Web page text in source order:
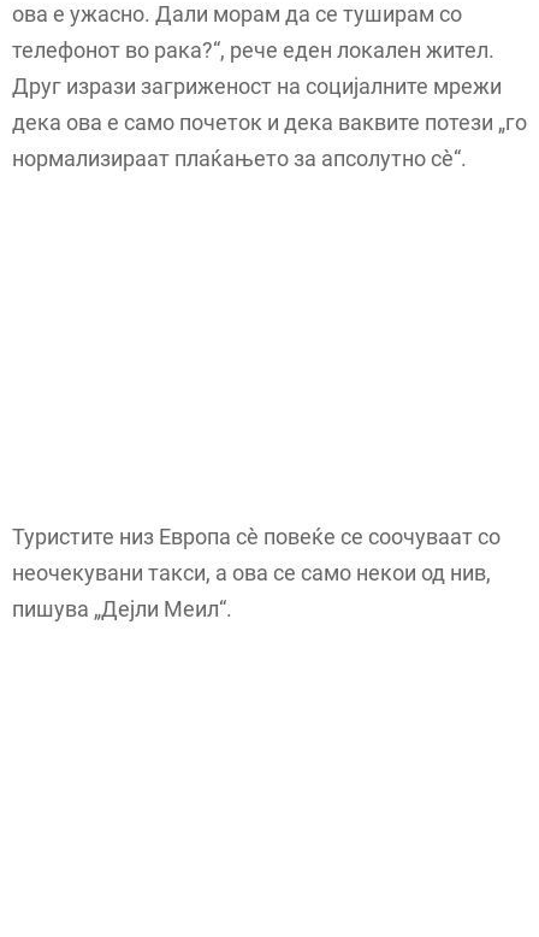
ова е ужасно. Дали морам да се туширам со
телефонот во рака?“, рече еден локален жител.
Друг изрази загриженост на социјалните мрежи
дека ова е само почеток и дека ваквите потези „го
нормализираат плаќањето за апсолутно сè“.
Туристите низ Европа сè повеќе се соочуваат со
неочекувани такси, а ова се само некои од нив,
пишува „Дејли Меил“.